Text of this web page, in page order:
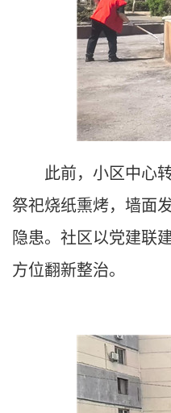
此前，小区中心转
祭祀烧纸熏烤，墙面
隐患。社区以党建联
方位翻新整治。